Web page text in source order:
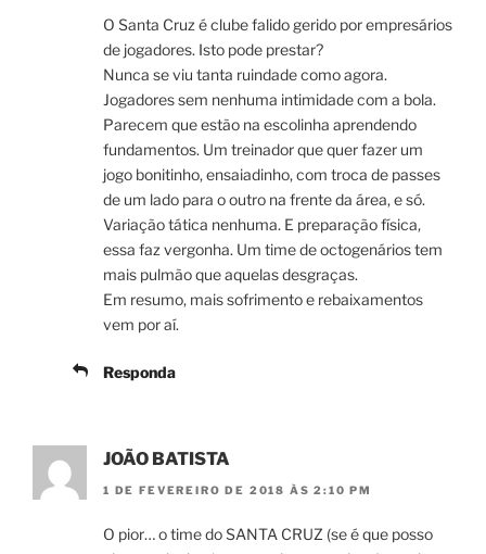
O Santa Cruz é clube falido gerido por empresários
de jogadores. Isto pode prestar?
Nunca se viu tanta ruindade como agora.
Jogadores sem nenhuma intimidade com a bola.
Parecem que estão na escolinha aprendendo
fundamentos. Um treinador que quer fazer um
jogo bonitinho, ensaiadinho, com troca de passes
de um lado para o outro na frente da área, e só.
Variação tática nenhuma. E preparação física,
essa faz vergonha. Um time de octogenários tem
mais pulmão que aquelas desgraças.
Em resumo, mais sofrimento e rebaixamentos
vem por aí.
Responda
JOÃO BATISTA
1 DE FEVEREIRO DE 2018 ÀS 2:10 PM
O pior… o time do SANTA CRUZ (se é que posso